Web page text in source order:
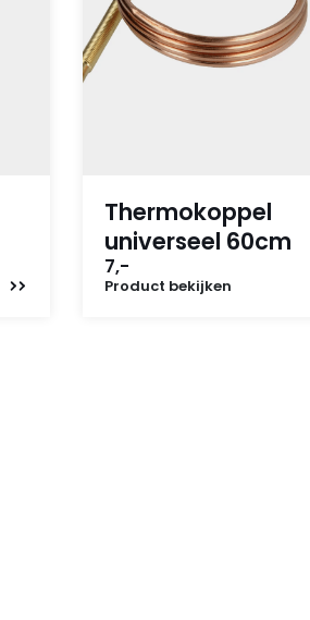
Thermokoppel
universeel 60cm
7,-
Product bekijken